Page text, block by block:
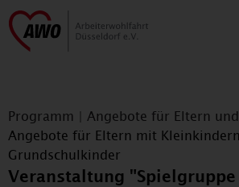
Programm Angebote für Eltern
Angebote für Eltern mit
Grundschulkinder
Veranstaltung "Spielgruppe